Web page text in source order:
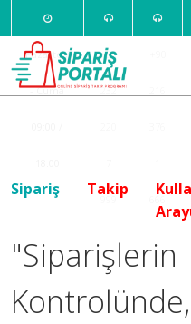
Pazartesi
- Cuma
+90
232
Sipariş Takip
"Siparişlerin
Kontrolünde,